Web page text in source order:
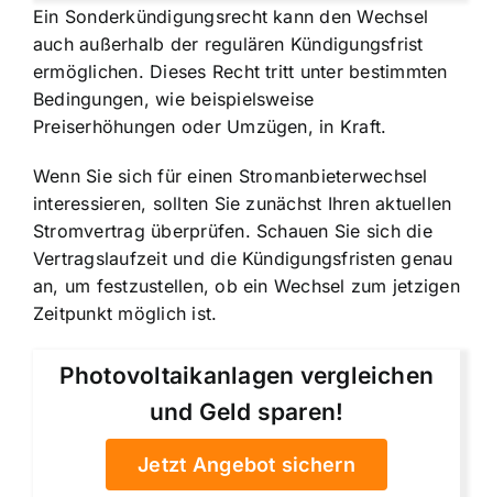
Ein Sonderkündigungsrecht kann den Wechsel
auch außerhalb der regulären Kündigungsfrist
ermöglichen. Dieses Recht tritt unter bestimmten
Bedingungen, wie beispielsweise
Preiserhöhungen oder Umzügen, in Kraft.
Wenn Sie sich für einen Stromanbieterwechsel
interessieren, sollten Sie zunächst Ihren aktuellen
Stromvertrag überprüfen. Schauen Sie sich die
Vertragslaufzeit und die Kündigungsfristen genau
an, um festzustellen, ob ein Wechsel zum jetzigen
Zeitpunkt möglich ist.
Photovoltaikanlagen vergleichen
und Geld sparen!
Jetzt Angebot sichern